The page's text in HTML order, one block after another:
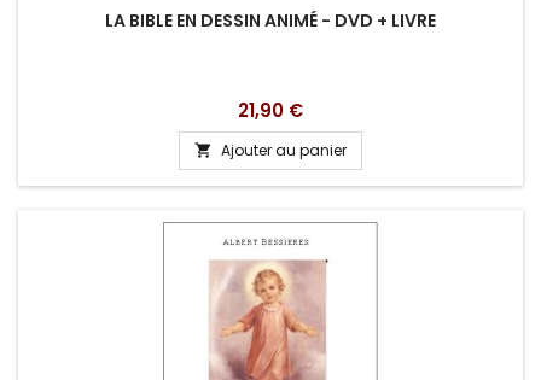
LA BIBLE EN DESSIN ANIMÉ - DVD + LIVRE
Prix
21,90 €
 Ajouter au panier